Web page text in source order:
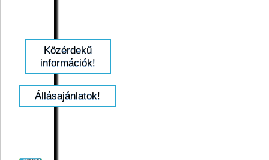
Közérdekű
információk!
Állásajánlatok!